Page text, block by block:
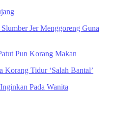
Jer Menggoreng Guna
Pun Korang Makan
Tidur ‘Salah Bantal’
Pada Wanita